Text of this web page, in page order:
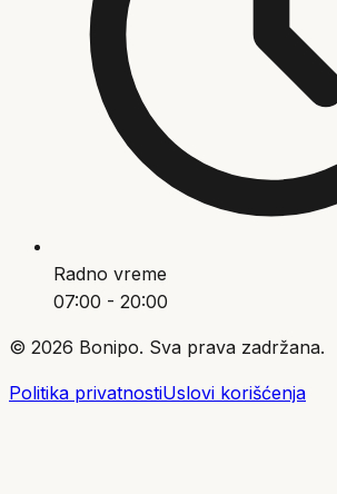
Radno vreme
07:00 - 20:00
© 2026 Bonipo. Sva prava zadržana.
Politika privatnostiUslovi korišćenja